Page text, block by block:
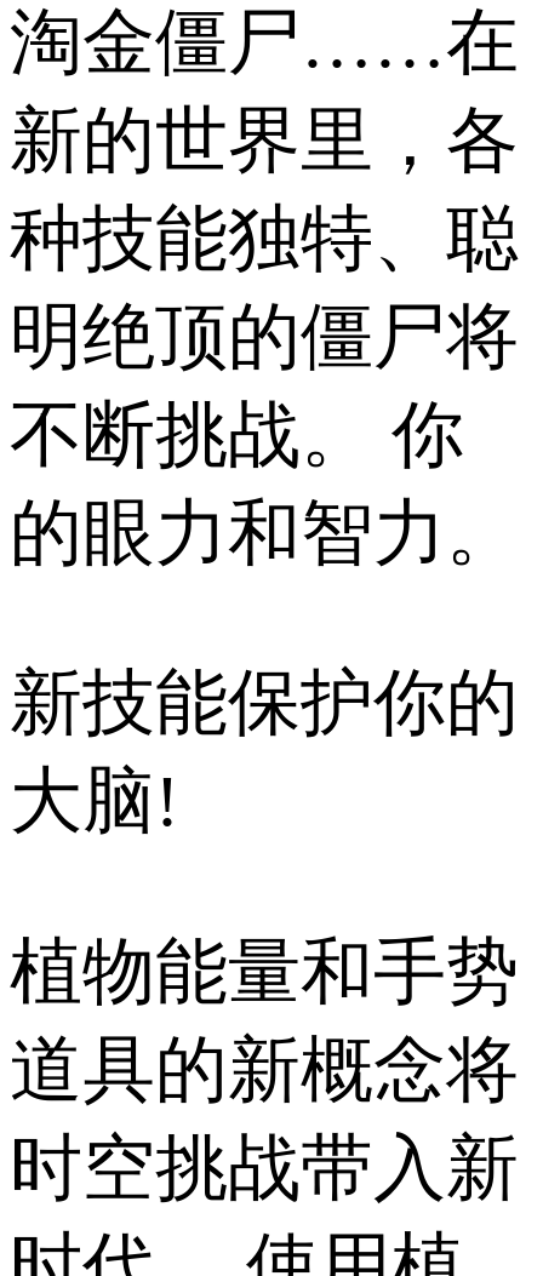
淘金僵尸……在
新的世界里，各
种技能独特、聪
明绝顶的僵尸将
不断挑战。 你
的眼力和智力。
新技能保护你的
大脑!
植物能量和手势
道具的新概念将
时空挑战带入新